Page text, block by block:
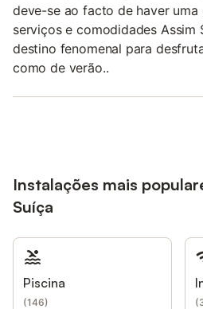
deve-se ao facto de haver
serviços e comodidades Assim
destino fenomenal para
como de verão..
Instalações mais
Suíça
Piscina
(146) (